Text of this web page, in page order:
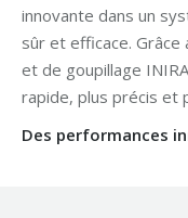
innovante dans un
sûr et efficace.
et de goupillage
rapide, plus précis et
Des performances